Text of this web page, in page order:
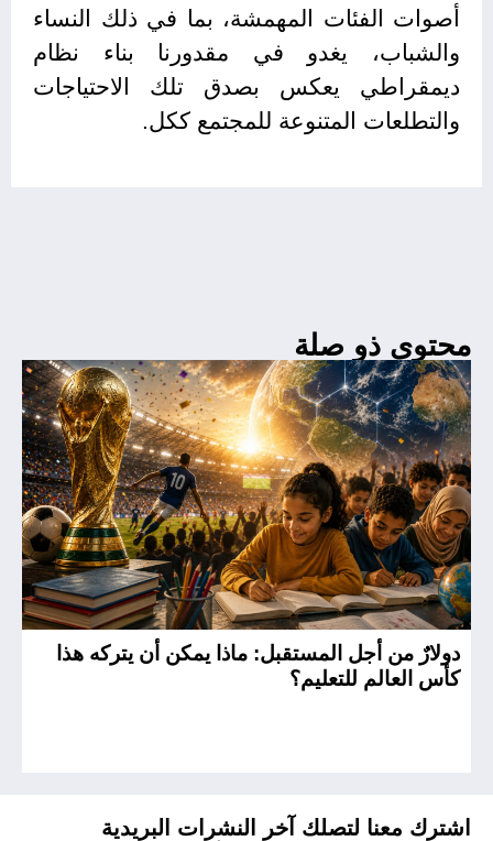
أصوات الفئات المهمشة، بما في ذلك النساء
والشباب، يغدو في مقدورنا بناء نظام
ديمقراطي يعكس بصدق تلك الاحتياجات
والتطلعات المتنوعة للمجتمع ككل.
محتوى ذو صلة
دولارٌ من أجل المستقبل: ماذا يمكن أن يتركه هذا
كأس العالم للتعليم؟
اشترك معنا لتصلك آخر النشرات البريدية